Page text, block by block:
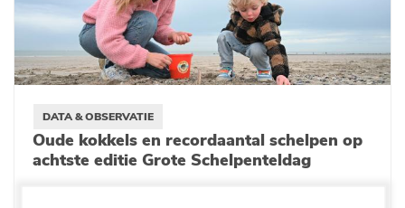
DATA & OBSERVATIE
Oude kokkels en recordaantal schelpen op
achtste editie Grote Schelpenteldag